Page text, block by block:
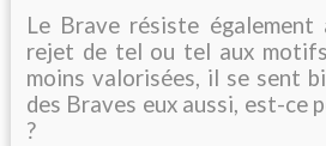
Le Brave résiste
rejet de tel ou tel aux
moins valorisées, il se sent
des Braves eux aussi, est-ce
?